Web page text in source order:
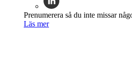
Prenumerera så du inte missar
Läs mer